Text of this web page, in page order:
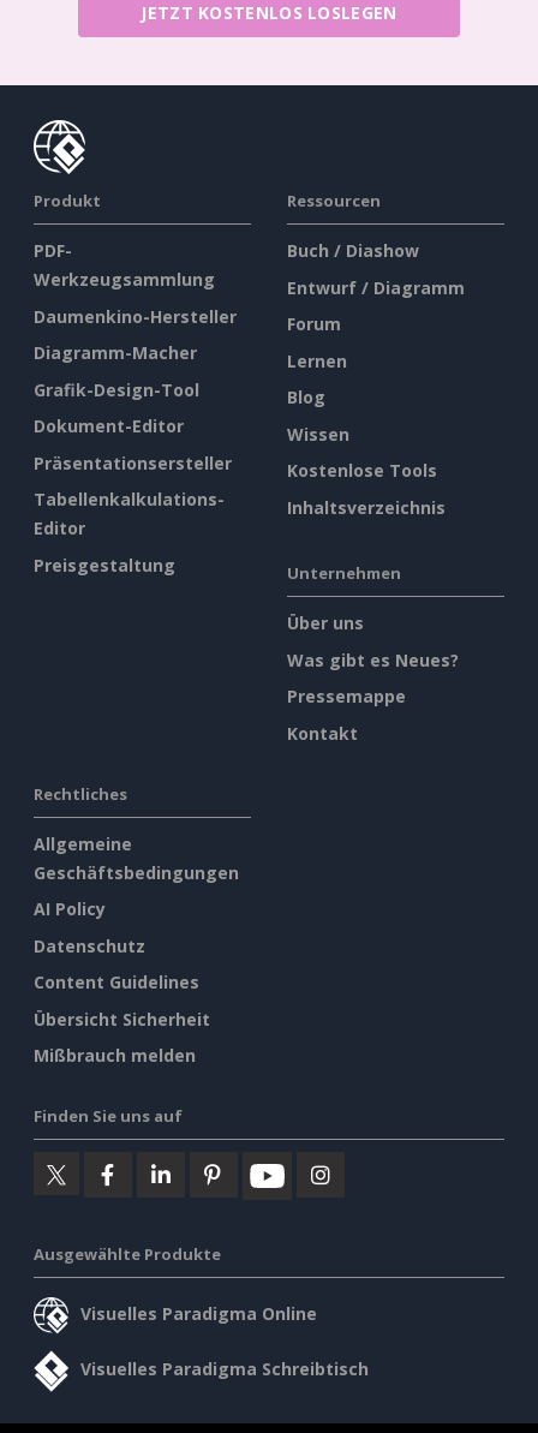
JETZT KOSTENLOS LOSLEGEN
Produkt
PDF-
Werkzeugsammlung
Daumenkino-Hersteller
Diagramm-Macher
Grafik-Design-Tool
Dokument-Editor
Präsentationsersteller
Tabellenkalkulations-
Editor
Preisgestaltung
Ressourcen
Buch / Diashow
Entwurf / Diagramm
Forum
Lernen
Blog
Wissen
Kostenlose Tools
Inhaltsverzeichnis
Unternehmen
Über uns
Was gibt es Neues?
Pressemappe
Kontakt
Rechtliches
Allgemeine
Geschäftsbedingungen
AI Policy
Datenschutz
Content Guidelines
Übersicht Sicherheit
Mißbrauch melden
Finden Sie uns auf
Ausgewählte Produkte
Visuelles Paradigma Online
Visuelles Paradigma Schreibtisch